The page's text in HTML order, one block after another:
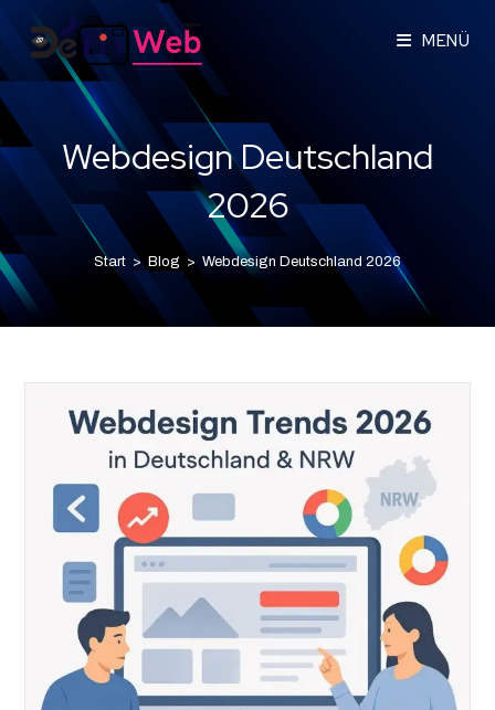
MENÜ
Webdesign Deutschland
2026
Start > Blog > Webdesign Deutschland 2026